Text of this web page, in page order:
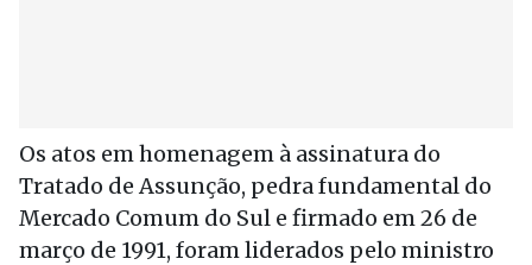
Os atos em homenagem à assinatura do
Tratado de Assunção, pedra fundamental do
Mercado Comum do Sul e firmado em 26 de
março de 1991, foram liderados pelo ministro